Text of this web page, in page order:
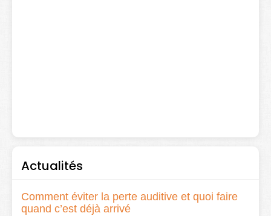
Actualités
Comment éviter la perte auditive et quoi faire
quand c’est déjà arrivé